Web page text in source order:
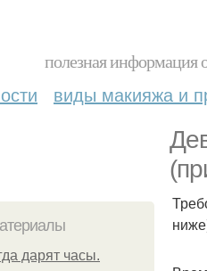
полезная информация
виды макияжа и
дарят часы.